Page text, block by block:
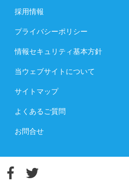
採用情報
プライバシーポリシー
情報セキュリティ基本方針
当ウェブサイトについて
サイトマップ
よくあるご質問
お問合せ